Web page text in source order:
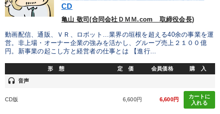
CD
亀山 敬司(合同会社ＤＭＭ.com 取締役会長)
動画配信、通販、ＶＲ、ロボット…業界の垣根を超える40余の事業を運
営。非上場・オーナー企業の強みを活かし、グループ売上２１００億
円。新事業の起こし方と経営者の仕事とは 【進行...
形 態 定 価 会員価格 購 入
headset 音声
CD版 6,600円 6,600円
カートに
入れる